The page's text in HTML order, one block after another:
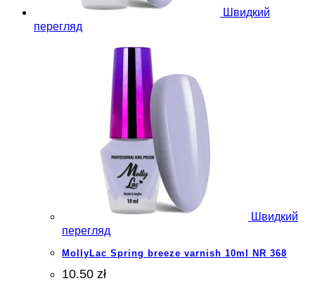
Швидкий
перегляд
Швидкий
перегляд
MollyLac Spring breeze varnish 10ml NR 368
10.50 zł